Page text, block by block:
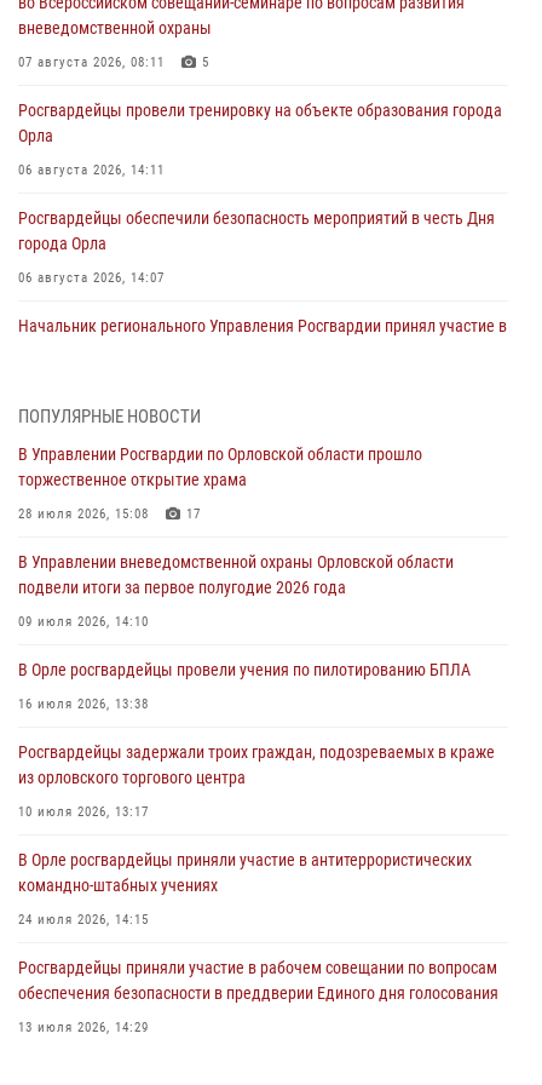
вневедомственной охраны
07 августа 2026, 08:11 5
Росгвардейцы провели тренировку на объекте образования города
Орла
06 августа 2026, 14:11
Росгвардейцы обеспечили безопасность мероприятий в честь Дня
города Орла
06 августа 2026, 14:07
Начальник регионального Управления Росгвардии принял участие в
первое полугодие
05 августа 2026, 13:12
совершении противоправных действий
04 августа 2026, 14:21
04 августа 2026, 14:06
предоставлении госуслуг
03 августа 2026, 14:30
ПОПУЛЯРНЫЕ НОВОСТИ
В Управлении Росгвардии по Орловской области прошло
торжественное открытие храма
28 июля 2026, 15:08 17
В Управлении вневедомственной охраны Орловской области
подвели итоги за первое полугодие 2026 года
09 июля 2026, 14:10
В Орле росгвардейцы провели учения по пилотированию БПЛА
16 июля 2026, 13:38
Росгвардейцы задержали троих граждан, подозреваемых в краже
из орловского торгового центра
10 июля 2026, 13:17
В Орле росгвардейцы приняли участие в антитеррористических
командно-штабных учениях
24 июля 2026, 14:15
Росгвардейцы приняли участие в рабочем совещании по вопросам
обеспечения безопасности в преддверии Единого дня голосования
13 июля 2026, 14:29